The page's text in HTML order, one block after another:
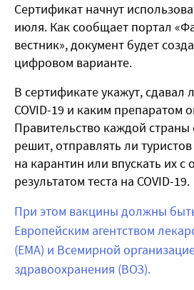
Сертификат начнут
июля. Как сообщает портал
вестник», документ будет
цифровом варианте.
В сертификате укажут, сдавал
COVID-19 и каким препаратом
Правительство каждой страны
решит, отправлять ли
на карантин или впускать их с
результатом теста на COVID-19.
При этом вакцины должны
Европейским агентством
(EMA) и Всемирной
здравоохранения (ВОЗ).